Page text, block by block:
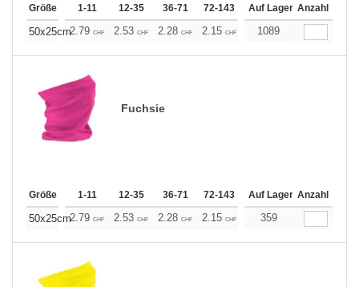
Größe 1-11 12-35 36-71 72-143 144-287 288 +
Auf Lager Anzahl
50x25cm2.79 CHF 2.53 CHF 2.28 CHF 2.15 CHF 2.03CHF
1089
Fuchsie
Größe 1-11 12-35 36-71 72-143 144-287 288 +
Auf Lager Anzahl
50x25cm2.79 CHF 2.53 CHF 2.28 CHF 2.15 CHF 2.03CHF
359